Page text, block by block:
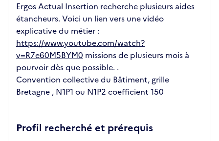
Ergos Actual Insertion recherche plusieurs aides
étancheurs. Voici un lien vers une vidéo
explicative du métier :
https://www.youtube.com/watch?
v=R7e60M5BYM0 missions de plusieurs mois à
pourvoir dès que possible. .
Convention collective du Bâtiment, grille
Bretagne , N1P1 ou N1P2 coefficient 150
Profil recherché et prérequis